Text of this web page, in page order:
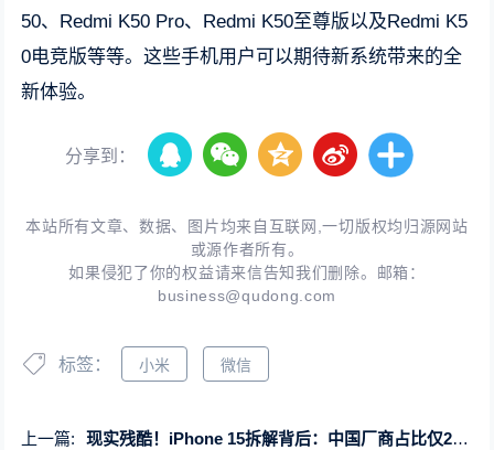
50、Redmi K50 Pro、Redmi K50至尊版以及Redmi K5
0电竞版等等。这些手机用户可以期待新系统带来的全
新体验。
分享到：
本站所有文章、数据、图片均来自互联网,一切版权均归源网站
或源作者所有。
如果侵犯了你的权益请来信告知我们删除。邮箱：
business@qudong.com
标签： 小米 微信
上一篇:
现实残酷！iPhone 15拆解背后：中国厂商占比仅2.5% 只负责组装等